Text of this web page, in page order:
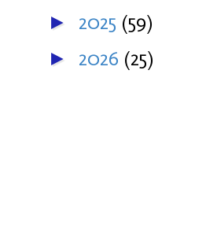
► 2025 (59)
► 2026 (25)